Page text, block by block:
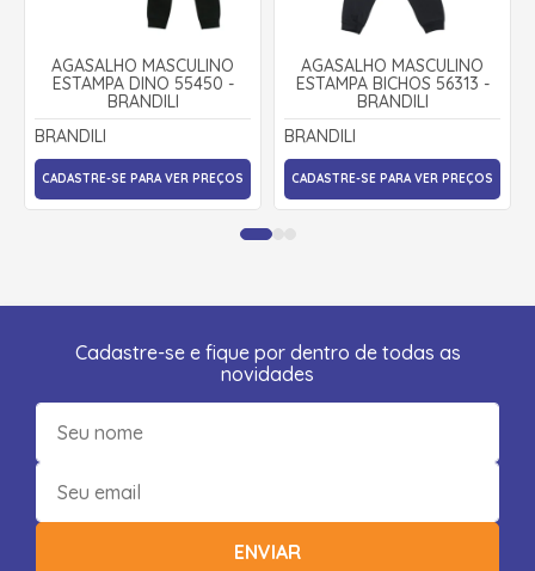
AGASALHO MASCULINO
ESTAMPA DINO 55450 -
BRANDILI
BRANDILI
CADASTRE-SE PARA VER PREÇOS
AGASALHO MASCULINO
ESTAMPA BICHOS 56313 -
BRANDILI
BRANDILI
CADASTRE-SE PARA VER PREÇOS
Cadastre-se e fique por dentro de todas as
novidades
ENVIAR